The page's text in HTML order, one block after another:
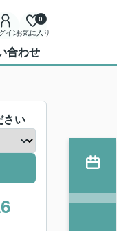
インお気に入り
0
合わせ
さい